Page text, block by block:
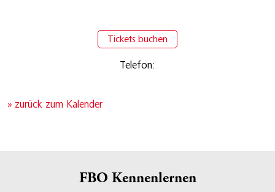
Tickets buchen
Telefon:
» zurück zum Kalender
FBO Kennenlernen